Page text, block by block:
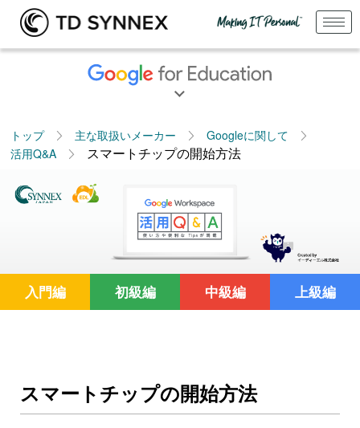
トップ 主な取扱いメーカー
Googleに関して
活用Q&A
スマートチップの開始方法
入門編 初級編 中級編 上級編
スマートチップの開始方法